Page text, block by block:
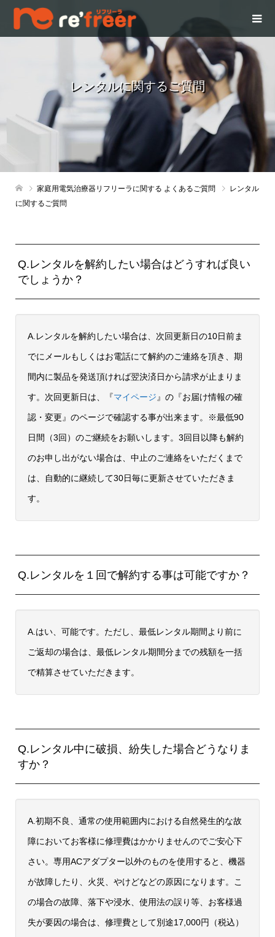
レンタルに関するご質問
家庭用電気治療器リフリーラに関する よくあるご質問
レンタル
に関するご質問
Q.レンタルを解約したい場合はどうすれば良い
でしょうか？
A.レンタルを解約したい場合は、次回更新日の10日前ま
でにメールもしくはお電話にて解約のご連絡を頂き、期
間内に製品を発送頂ければ翌決済日から請求が止まりま
す。次回更新日は、『マイページ』の『お届け情報の確
認・変更』のページで確認する事が出来ます。※最低90
日間（3回）のご継続をお願いします。3回目以降も解約
のお申し出がない場合は、中止のご連絡をいただくまで
は、自動的に継続して30日毎に更新させていただきま
す。
Q.レンタルを１回で解約する事は可能ですか？
A.はい、可能です。ただし、最低レンタル期間より前に
ご返却の場合は、最低レンタル期間分までの残額を一括
で精算させていただきます。
Q.レンタル中に破損、紛失した場合どうなりま
すか？
A.初期不良、通常の使用範囲内における自然発生的な故
障においてお客様に修理費はかかりませんのでご安心下
さい。専用ACアダプター以外のものを使用すると、機器
が故障したり、火災、やけどなどの原因になります。こ
の場合の故障、落下や浸水、使用法の誤り等、お客様過
失が要因の場合は、修理費として別途17,000円（税込）